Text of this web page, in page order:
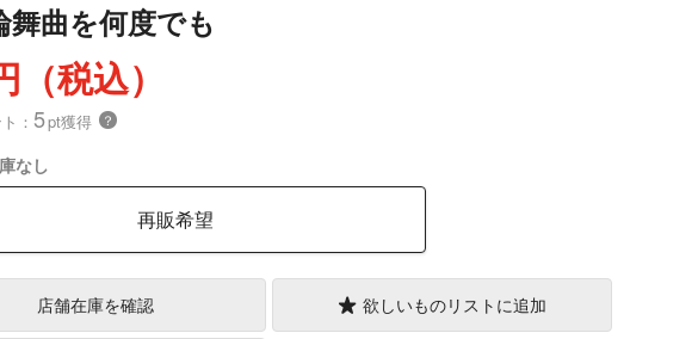
舞曲を何度でも
（税込）
： 5pt獲得 ？
なし
再販希望
店舗在庫を確認 欲しいものリストに追加